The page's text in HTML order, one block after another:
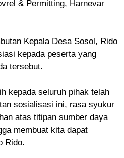
& Permitting, Harnevar
Kepala Desa Sosol, Rido
kepada peserta yang
tersebut.
kepada seluruh pihak telah
sosialisasi ini, rasa syukur
atas titipan sumber daya
membuat kita dapat
Rido.